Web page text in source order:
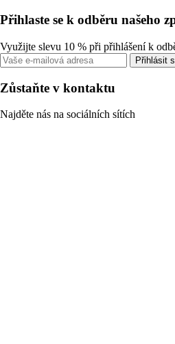
Přihlaste se k odběru našeho
Využijte slevu 10 % při přihlášení k
Přihlásit
Zůstaňte v kontaktu
Najděte nás na sociálních sítích